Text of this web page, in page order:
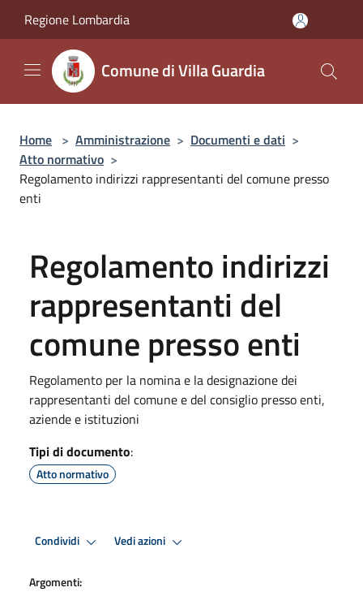
Regione Lombardia
Comune di Villa Guardia
Home > Amministrazione > Documenti e dati >
Atto normativo >
Regolamento indirizzi rappresentanti del comune presso
enti
Regolamento indirizzi
rappresentanti del
comune presso enti
Regolamento per la nomina e la designazione dei
rappresentanti del comune e del consiglio presso enti,
aziende e istituzioni
Tipi di documento:
Atto normativo
Condividi Vedi azioni
Argomenti: